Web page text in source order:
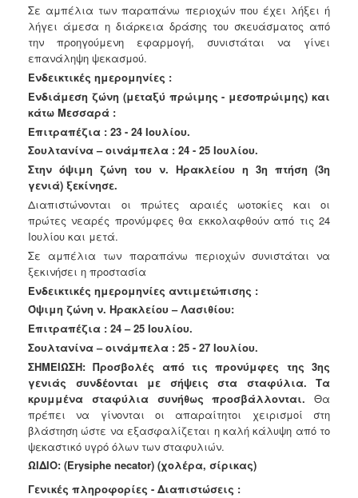
Σε αμπέλια των παραπάνω περιοχών που έχει λήξει ή
λήγει άμεσα η διάρκεια δράσης του σκευάσματος από
την προηγούμενη εφαρμογή,
συνιστάται να γίνει
επανάληψη ψεκασμού.
Ενδεικτικές ημερομηνίες :
Ενδιάμεση ζώνη (μεταξύ πρώιμης - μεσοπρώιμης) και
κάτω Μεσσαρά :
Επιτραπέζια : 23 - 24 Ιουλίου.
Σουλτανίνα – οινάμπελα : 24 - 25 Ιουλίου.
Στην όψιμη ζώνη του ν. Ηρακλείου η 3η πτήση (3η
γενιά) ξεκίνησε.
Διαπιστώνονται οι πρώτες αραιές ωοτοκίες και οι
πρώτες νεαρές προνύμφες θα εκκολαφθούν από τις 24
Ιουλίου και μετά.
Σε αμπέλια των παραπάνω περιοχών συνιστάται να
ξεκινήσει η προστασία
Ενδεικτικές ημερομηνίες αντιμετώπισης :
Όψιμη ζώνη ν. Ηρακλείου – Λασιθίου:
Επιτραπέζια : 24 – 25 Ιουλίου.
Σουλτανίνα – οινάμπελα : 25 - 27 Ιουλίου.
ΣΗΜΕΙΩΣΗ: Προσβολές από τις προνύμφες της 3ης
γενιάς συνδέονται με
σήψεις στα σταφύλια. Τα
κρυμμένα σταφύλια συνήθως προσβάλλονται.
Θα
πρέπει να γίνονται οι απαραίτητοι χειρισμοί στη
βλάστηση ώστε να εξασφαλίζεται η καλή κάλυψη από το
ψεκαστικό υγρό όλων των σταφυλιών.
ΩΙΔΙΟ: (Erysiphe necator) (χολέρα, σίρικας)
Γενικές πληροφορίες - Διαπιστώσεις :